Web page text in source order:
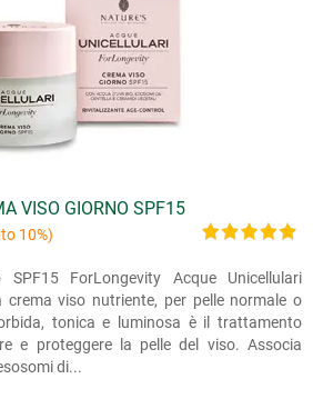
VISO GIORNO SPF15
10%)
ForLongevity Acque Unicellulari
crema viso nutriente, per pelle normale o
tonica e luminosa è il trattamento
e proteggere la pelle del viso. Associa
di...